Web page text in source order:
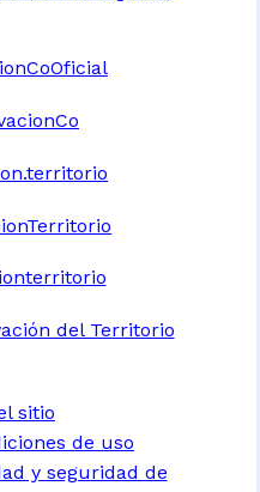
del Territorio
sitio
de uso
y seguridad de